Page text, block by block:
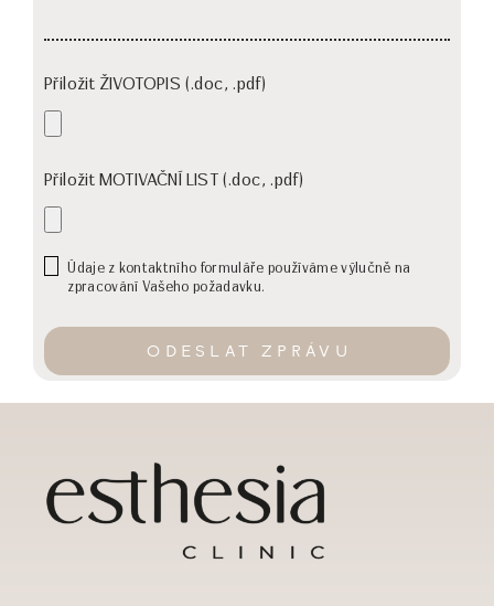
Přiložit ŽIVOTOPIS (.doc, .pdf)
Přiložit MOTIVAČNÍ LIST (.doc, .pdf)
Údaje z kontaktního formuláře používáme výlučně na
zpracování Vašeho požadavku.